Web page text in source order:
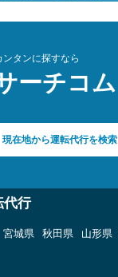
タンに探すなら
ーチコム
現在地から運転代行を検索
代行
宮城県 秋田県 山形県